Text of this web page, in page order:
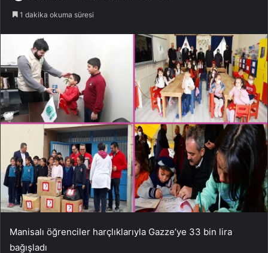
1 dakika okuma süresi
Manisalı öğrenciler harçlıklarıyla Gazze’ye 33 bin lira
bağışladı